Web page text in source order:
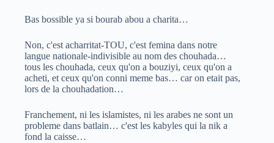
Bas bossible ya si bourab abou a charita…
Non, c'est acharritat-TOU, c'est femina dans notre
langue nationale-indivisible au nom des chouhada…
tous les chouhada, ceux qu'on a bouziyi, ceux qu'on a
acheti, et ceux qu'on conni meme bas… car on etait pas,
lors de la chouhadation…
Franchement, ni les islamistes, ni les arabes ne sont un
probleme dans batlain… c'est les kabyles qui la nik a
fond la caisse…